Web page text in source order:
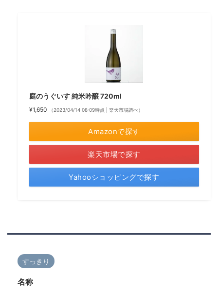
庭のうぐいす 純米吟醸 720ml
¥1,650 （2023/04/14 08:09時点 | 楽天市場調べ）
Amazonで探す
楽天市場で探す
Yahooショッピングで探す
すっきり
名称